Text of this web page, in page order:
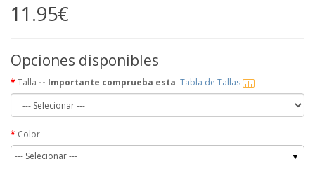
11.95€
Opciones disponibles
Talla -- Importante comprueba esta Tabla de Tallas
Color
--- Selecionar ---